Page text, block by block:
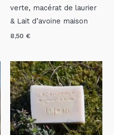
verte, macérat de laurier
& Lait d’avoine maison
8,50 €